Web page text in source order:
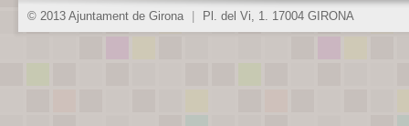
© 2013 Ajuntament de Girona Pl. del Vi, 1. 17004 GIRONA